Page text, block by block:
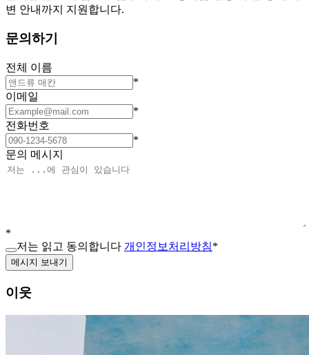
변 안내까지 지원합니다.
문의하기
전체 이름
*
이메일
*
전화번호
*
문의 메시지
*
저는 읽고 동의합니다 개인정보처리방침*
메시지 보내기
이웃